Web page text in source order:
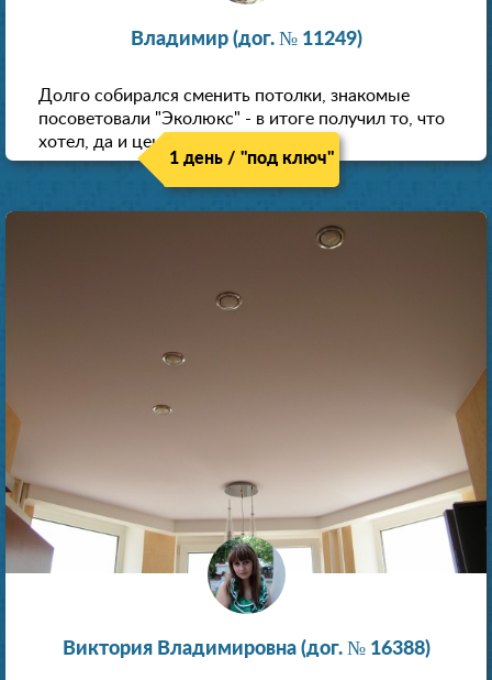
Владимир (дог. № 11249)
Долго собирался сменить потолки, знакомые
посоветовали "Эколюкс" - в итоге получил то, что
хотел, да и цена нормальная.
1 день / "под ключ"
Виктория Владимировна (дог. № 16388)